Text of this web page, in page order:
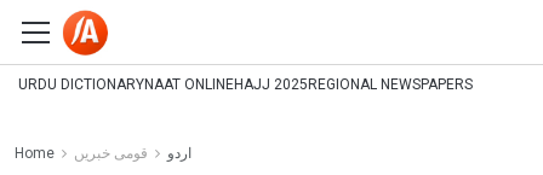
URDU DICTIONARYNAAT ONLINEHAJJ 2025 REGIONAL NEWSPAPERS
Home اردو قومی خبریں